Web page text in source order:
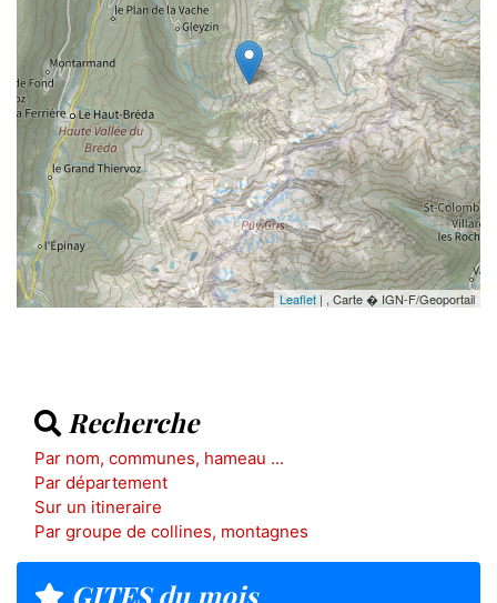
Leaflet | , Carte � IGN-F/Geoportail
Recherche
Par nom, communes, hameau ...
Par département
Sur un itineraire
Par groupe de collines, montagnes
GITES du mois